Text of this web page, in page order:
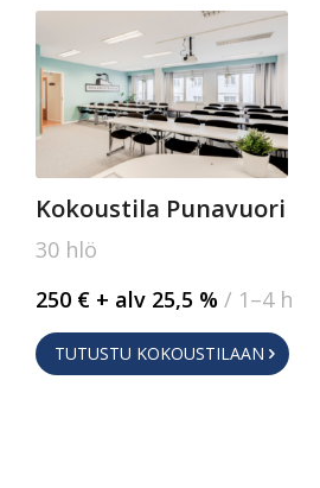
Kokoustila Punavuori
30 hlö
250 € + alv 25,5 % / 1–4 h
TUTUSTU KOKOUSTILAAN